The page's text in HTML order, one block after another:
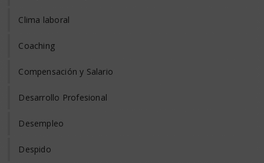
Clima laboral
Coaching
Compensación y Salario
Desarrollo Profesional
Desempleo
Despido